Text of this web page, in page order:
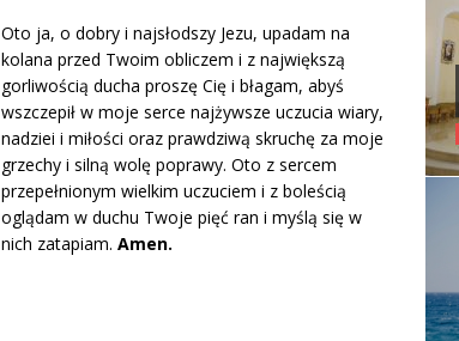
Oto ja, o dobry i najsłodszy Jezu, upadam na
kolana przed Twoim obliczem i z największą
gorliwością ducha proszę Cię i błagam, abyś
wszczepił w moje serce najżywsze uczucia wiary,
nadziei i miłości oraz prawdziwą skruchę za moje
grzechy i silną wolę poprawy. Oto z sercem
przepełnionym wielkim uczuciem i z boleścią
oglądam w duchu Twoje pięć ran i myślą się w
nich zatapiam. Amen.